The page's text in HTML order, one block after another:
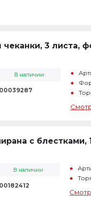
3 листа,
В наличии
с блестками,
В наличии